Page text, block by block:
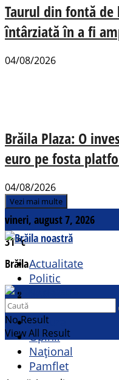
Taurul din fontă
întârziată în a fi
04/08/2026
Brăila Plaza: O
euro pe fosta
04/08/2026
Vezi mai multe
vineri, august 7, 2026
31°c
Brăila
Contact
Actualitate
Politic
Cultural
Opinii
Național
Pamflet
No Result
View All Result